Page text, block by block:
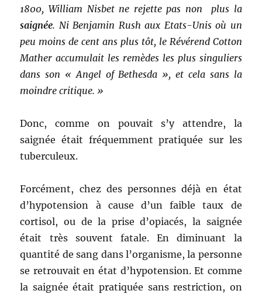
1800, William Nisbet ne rejette pas non plus la
saignée. Ni Benjamin Rush aux Etats-Unis où un
peu moins de cent ans plus tôt, le Révérend Cotton
Mather accumulait les remèdes les plus singuliers
dans son « Angel of Bethesda », et cela sans la
moindre critique. »
Donc, comme on pouvait s’y attendre, la
saignée était fréquemment pratiquée sur les
tuberculeux.
Forcément, chez des personnes déjà en état
d’hypotension à cause d’un faible taux de
cortisol, ou de la prise d’opiacés, la saignée
était très souvent fatale. En diminuant la
quantité de sang dans l’organisme, la personne
se retrouvait en état d’hypotension. Et comme
la saignée était pratiquée sans restriction, on